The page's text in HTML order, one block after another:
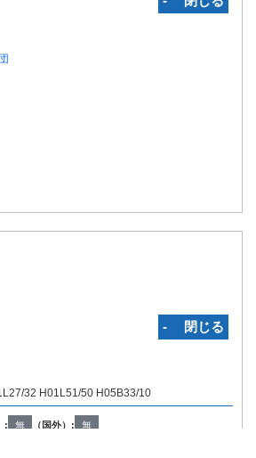
‐ 閉じる
32 H01L51/50 H05B33/10
: 無 （国外）: 無